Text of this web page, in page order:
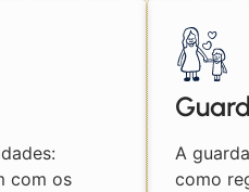
com os
A
como